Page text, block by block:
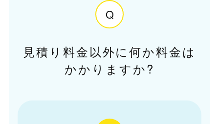
Q
見積り料金以外に何か料金は
かかりますか?